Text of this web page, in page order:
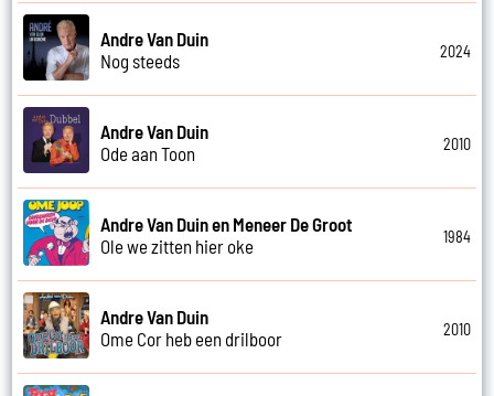
Andre Van Duin
Nog steeds
2024
Andre Van Duin
Ode aan Toon
2010
Andre Van Duin en Meneer De Groot
Ole we zitten hier oke
1984
Andre Van Duin
Ome Cor heb een drilboor
2010